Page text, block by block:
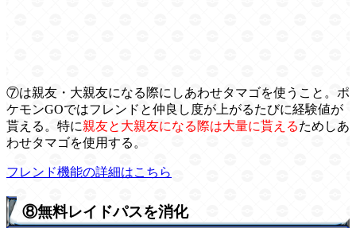
⑦は親友・大親友になる際にしあわせタマゴを使うこと。ポ
ケモンGOではフレンドと仲良し度が上がるたびに経験値が
貰える。特に親友と大親友になる際は大量に貰えるためしあ
わせタマゴを使用する。
フレンド機能の詳細はこちら
⑧無料レイドパスを消化